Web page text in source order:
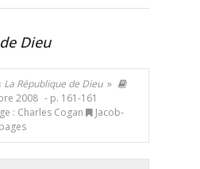
Dieu
La République de Dieu»
2008 - p. 161-161
: Charles Cogan
Jacob-